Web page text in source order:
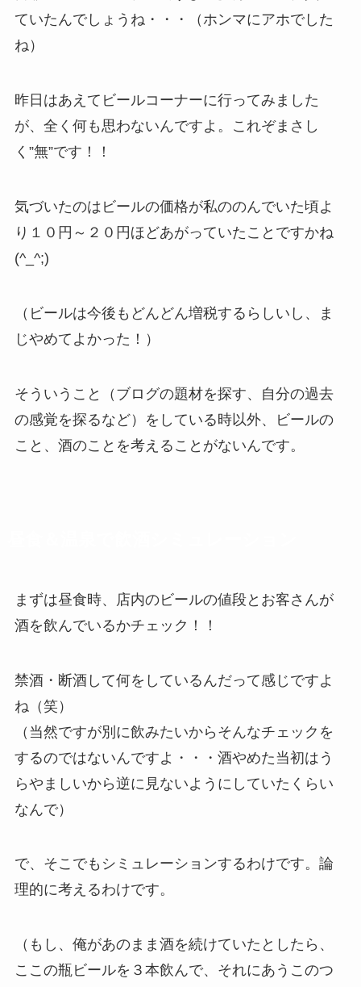
ていたんでしょうね・・・（ホンマにアホでした
ね）
昨日はあえてビールコーナーに行ってみました
が、全く何も思わないんですよ。これぞまさし
く”無”です！！
気づいたのはビールの価格が私ののんでいた頃よ
り１０円～２０円ほどあがっていたことですかね
(^_^;)
（ビールは今後もどんどん増税するらしいし、ま
じやめてよかった！）
そういうこと（ブログの題材を探す、自分の過去
の感覚を探るなど）をしている時以外、ビールの
こと、酒のことを考えることがないんです。
まずは昼食時、店内のビールの値段とお客さんが
酒を飲んでいるかチェック！！
禁酒・断酒して何をしているんだって感じですよ
ね（笑）
（当然ですが別に飲みたいからそんなチェックを
するのではないんですよ・・・酒やめた当初はう
らやましいから逆に見ないようにしていたくらい
なんで）
で、そこでもシミュレーションするわけです。論
理的に考えるわけです。
（もし、俺があのまま酒を続けていたとしたら、
ここの瓶ビールを３本飲んで、それにあうこのつ